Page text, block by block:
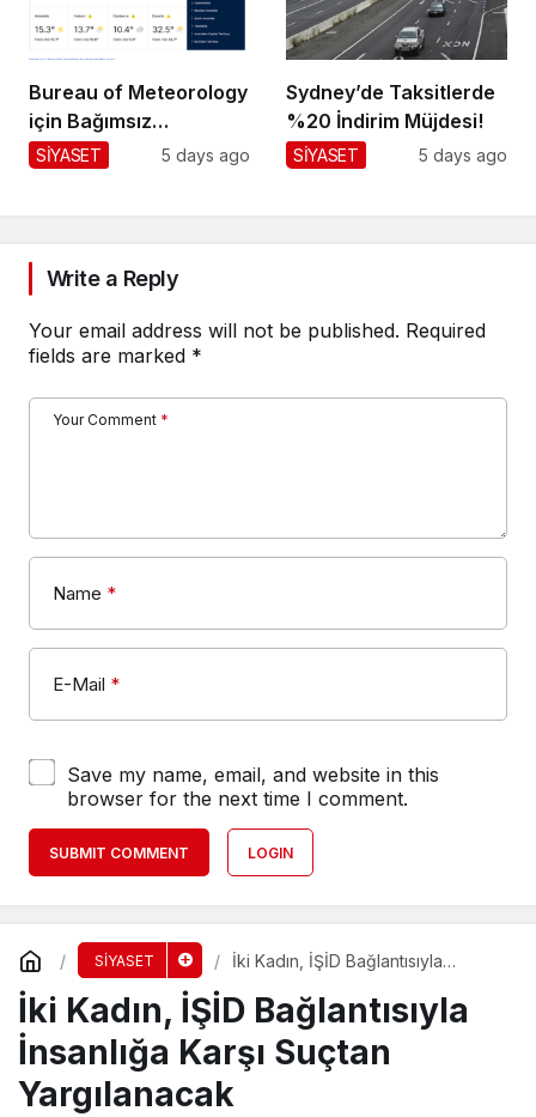
Bureau of Meteorology
için Bağımsız
Değerlendirme!
SİYASET 5 days ago
Sydney’de Taksitlerde
%20 İndirim Müjdesi!
SİYASET 5 days ago
Write a Reply
Your email address will not be published. Required
fields are marked *
Your Comment *
Name *
E-Mail *
Save my name, email, and website in this
browser for the next time I comment.
SUBMIT COMMENT LOGIN
SİYASET
İki Kadın, İŞİD Bağlantısıyla
Yargılanacak
İki Kadın, İŞİD Bağlantısıyla
İnsanlığa Karşı Suçtan
Yargılanacak